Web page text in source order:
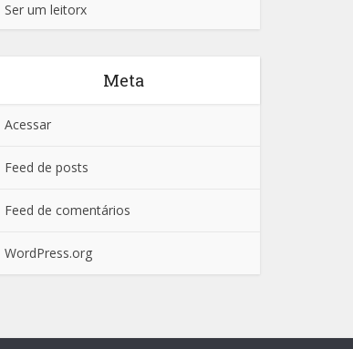
Ser um leitorx
Meta
Acessar
Feed de posts
Feed de comentários
WordPress.org